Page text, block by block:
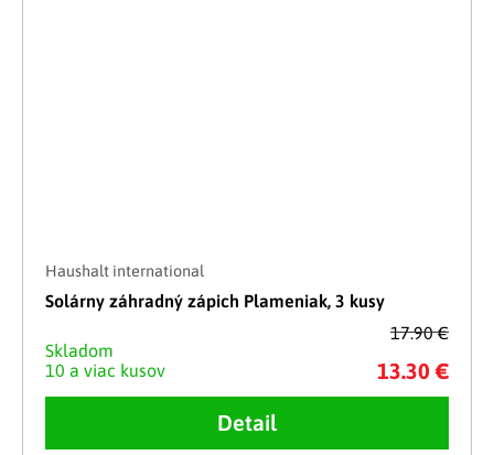
17.90 €
Haushalt international
Solárny záhradný zápich Plameniak, 3 kusy
Skladom
10 a viac kusov
13.30 €
Detail